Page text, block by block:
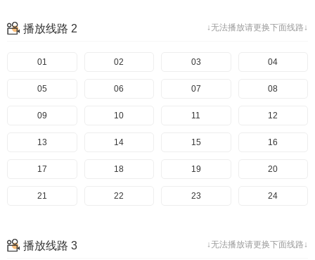
↓无法播放请更换下面线路↓
播放线路 2
01 02 03 04
05 06 07 08
09 10 11 12
13 14 15 16
17 18 19 20
21 22 23 24
↓无法播放请更换下面线路↓
播放线路 3